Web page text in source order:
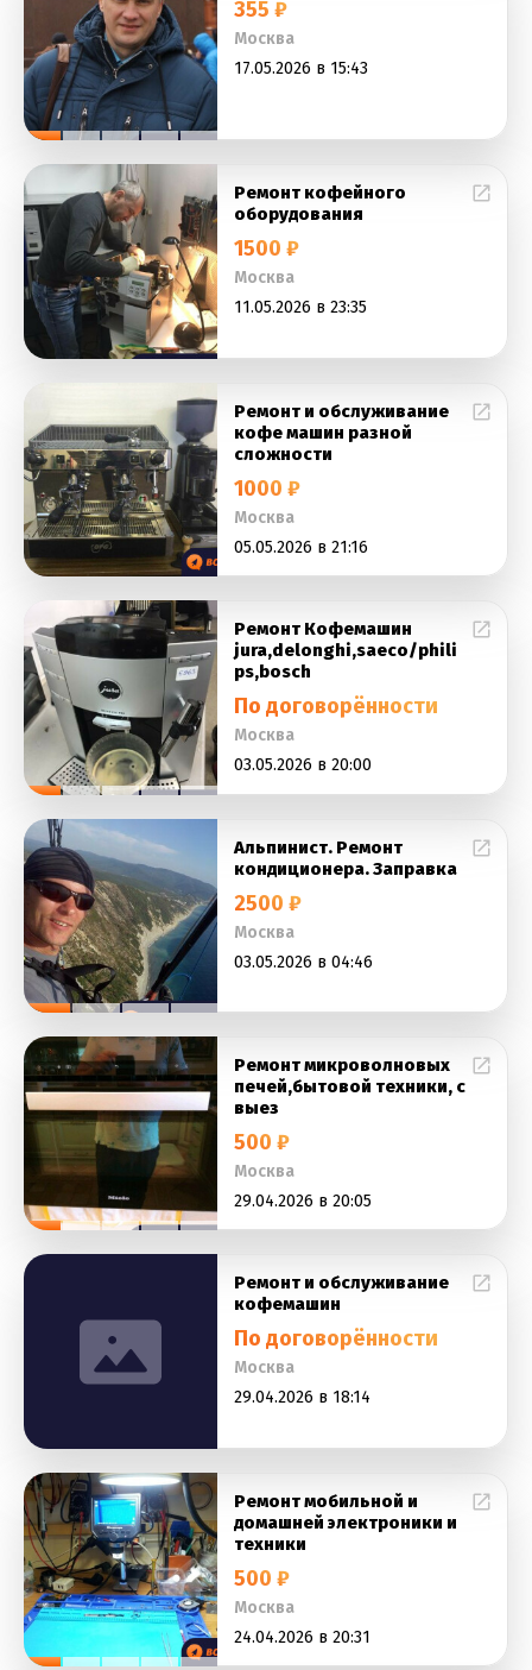
355 ₽
Москва
17.05.2026 в 15:43
Ремонт кофейного
оборудования
1500 ₽
Москва
11.05.2026 в 23:35
Ремонт и обслуживание
кофе машин разной
сложности
1000 ₽
Москва
05.05.2026 в 21:16
Ремонт Кофемашин
jura,delonghi,saeco/phili
ps,bosch
По договорённости
Москва
03.05.2026 в 20:00
Альпинист. Ремонт
кондиционера. Заправка
2500 ₽
Москва
03.05.2026 в 04:46
Ремонт микроволновых
печей,бытовой техники, с
выез
500 ₽
Москва
29.04.2026 в 20:05
Ремонт и обслуживание
кофемашин
По договорённости
Москва
29.04.2026 в 18:14
Ремонт мобильной и
домашней электроники и
техники
500 ₽
Москва
24.04.2026 в 20:31